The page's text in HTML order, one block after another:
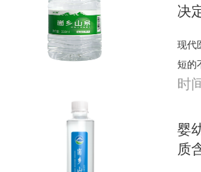
决
现代
短的
时
婴
质